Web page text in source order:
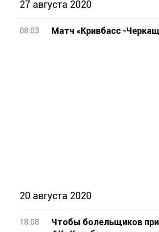
27 августа 2020
08:03 Матч «Кривбасс -
20 августа 2020
18:08
Чтобы болельщиков